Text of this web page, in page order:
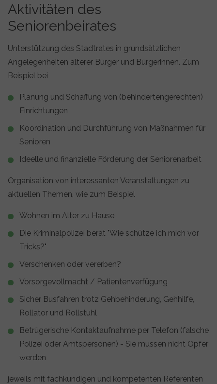
Aktivitäten des
Seniorenbeirates
Unterstützung des Stadtrates in grundsätzlichen
Angelegenheiten älterer Bürger und Bürgerinnen. Zum
Beispiel bei
Planung und Schaffung von (behindertengerechten)
Einrichtungen
Koordination und Durchführung von Maßnahmen für
Senioren
Ideelle und finanzielle Förderung der Seniorenarbeit
Organisation von interessanten Veranstaltungen zu
aktuellen Themen, wie zum Beispiel
Wohnen im Alter zu Hause
Die Kriminalpolizei berät "Wie schütze ich mich vor
Tricks?"
Verschenken oder vererben?
Vorsorgevollmacht / Patientenverfügung
Sicher Busfahren trotz Gehbehinderung, Gehhilfe,
Rollator und Rollstuhl
Betrügerische Kontaktaufnahme per Telefon (falsche
Polizei oder Amtspersonen) - Sie müssen nicht Opfer
werden
jeweils mit fachkundigen und kompetenten Referenten